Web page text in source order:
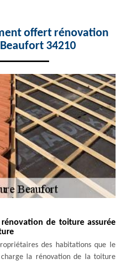
offert rénovation
34210
de toiture assurée
des habitations que le
la rénovation de la toiture